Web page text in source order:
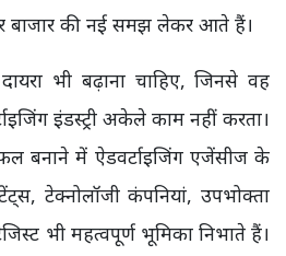
बाजार की नई समझ लेकर आते हैं।
भी बढ़ाना चाहिए, जिनसे वह
इंडस्ट्री अकेले काम नहीं करता।
बनाने में ऐडवर्टाइजिंग एजेंसीज के
टेक्नोलॉजी कंपनियां, उपभोक्ता
भी महत्वपूर्ण भूमिका निभाते हैं।